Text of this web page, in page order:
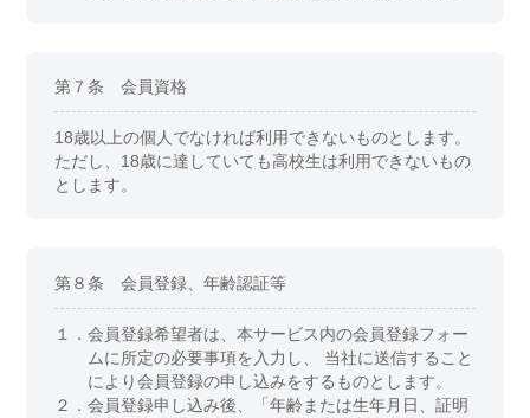
第７条 会員資格
18歳以上の個人でなければ利用できないものとします。
ただし、18歳に達していても高校生は利用できないもの
とします。
第８条 会員登録、年齢認証等
１．会員登録希望者は、本サービス内の会員登録フォー
ムに所定の必要事項を入力し、 当社に送信すること
により会員登録の申し込みをするものとします。
２．会員登録申し込み後、「年齢または生年月日、証明